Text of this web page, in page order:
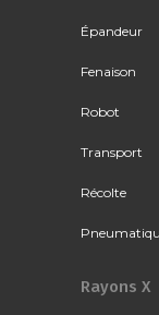
Épandeur
Fenaison
Robot
Transport
Récolte
Rayons X